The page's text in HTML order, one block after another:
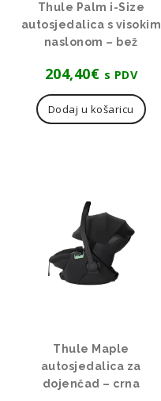
Thule Palm i-Size
autosjedalica s visokim
naslonom – bež
204,40€ s PDV
Dodaj u košaricu
Thule Maple
autosjedalica za
dojenčad – crna